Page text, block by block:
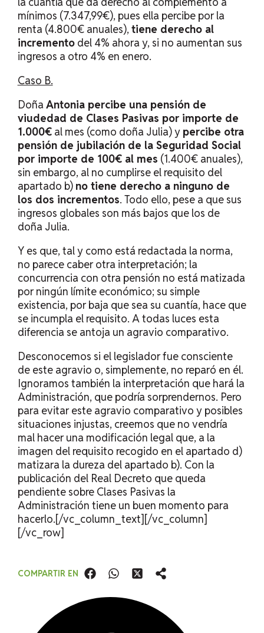
mínimos (7.347,99€), pues ella percibe por la
renta (4.800€ anuales), tiene derecho al
incrementodel 4% ahora y, si no aumentan sus
ingresos a otro 4% en enero.
Caso B.
DoñaAntonia percibe una pensión de
viudedad de Clases Pasivas por importe de
1.000€al mes (como doña Julia) y percibe otra
pensión de jubilación de la Seguridad Social
por importe de 100€ al mes (1.400€ anuales),
sin embargo, al no cumplirse el requisito del
apartado b) no tiene derecho a ninguno de
los dos incrementos. Todo ello, pese a que sus
ingresos globales son más bajos que los de
doña Julia.
Y es que, tal y como está redactada la norma,
no parece caber otra interpretación; la
concurrencia con otra pensión no está matizada
por ningún límite económico; su simple
existencia, por baja que sea su cuantía, hace que
se incumpla el requisito. A todas luces esta
diferencia se antoja un agravio comparativo.
Desconocemos si el legislador fue consciente
de este agravio o, simplemente, no reparó en él.
Ignoramos también la interpretación que hará la
Administración, que podría sorprendernos. Pero
para evitar este agravio comparativo y posibles
situaciones injustas, creemos que no vendría
mal hacer una modificación legal que, a la
imagen del requisito recogido en el apartado d)
matizara la dureza del apartado b). Con la
publicación del Real Decreto que queda
pendiente sobre Clases Pasivas la
Administración tiene un buen momento para
hacerlo.[/vc_column_text][/vc_column]
[/vc_row]
COMPARTIR EN